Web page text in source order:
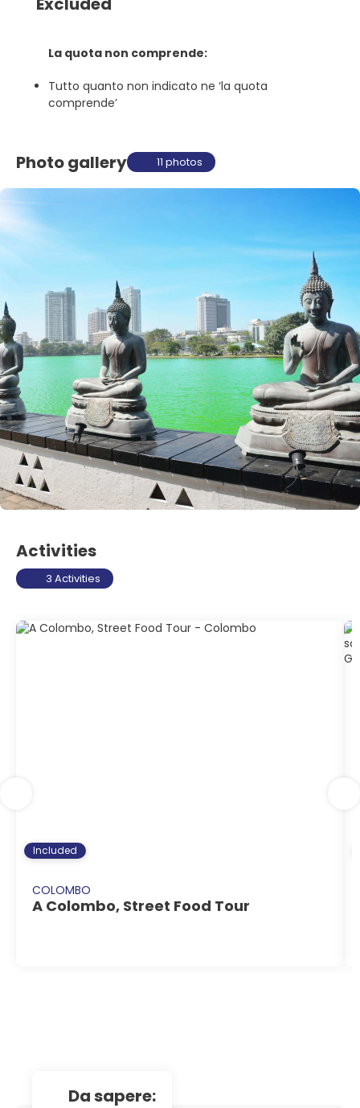
La quota non comprende:
Tutto quanto non indicato ne ‘la quota
comprende’
Photo gallery 11 photos
Activities
3 Activities
Included
COLOMBO
A Colombo, Street Food Tour
da sapere: